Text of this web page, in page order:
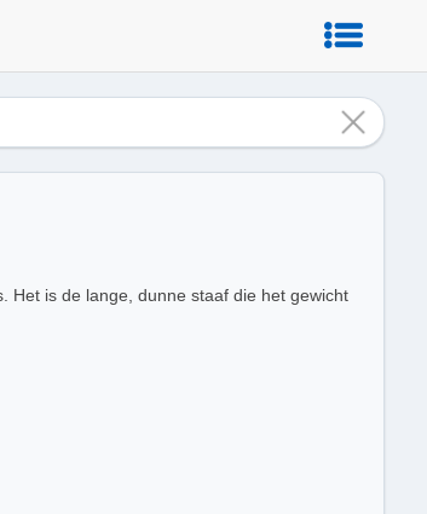
Het is de lange, dunne staaf die het gewicht